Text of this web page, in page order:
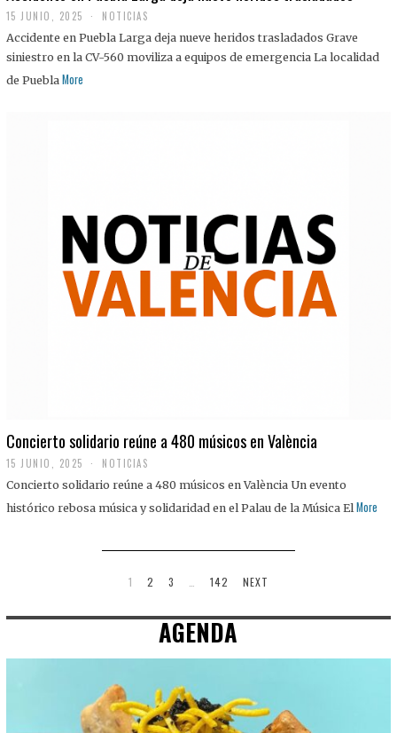
15 JUNIO, 2025 NOTICIAS
Accidente en Puebla Larga deja nueve heridos trasladados Grave
siniestro en la CV-560 moviliza a equipos de emergencia La localidad
de Puebla More
Concierto solidario reúne a 480 músicos en València
15 JUNIO, 2025 NOTICIAS
Concierto solidario reúne a 480 músicos en València Un evento
histórico rebosa música y solidaridad en el Palau de la Música El More
1 2 3 142 NEXT
AGENDA